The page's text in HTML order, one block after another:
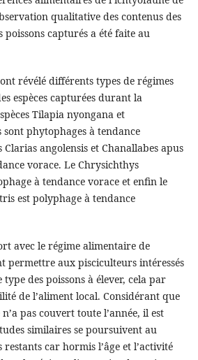
qualitative des contenus des
poissons capturés a été faite au
révélé différents types de régimes
espèces capturées durant la
Tilapia nyongana et
phytophages à tendance
Clarias angolensis et Chanallabes apus
vorace. Le Chrysichthys
à tendance vorace et enfin le
est polyphage à tendance
avec le régime alimentaire de
permettre aux pisciculteurs intéressés
des poissons à élever, cela par
de l’aliment local. Considérant que
pas couvert toute l’année, il est
similaires se poursuivent au
car hormis l’âge et l’activité